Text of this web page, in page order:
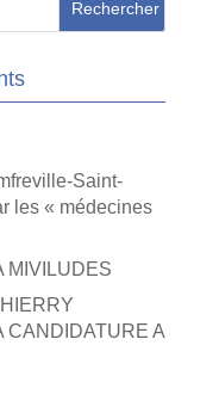
Saint-
les « médecines
MIVILUDES
CANDIDATURE A